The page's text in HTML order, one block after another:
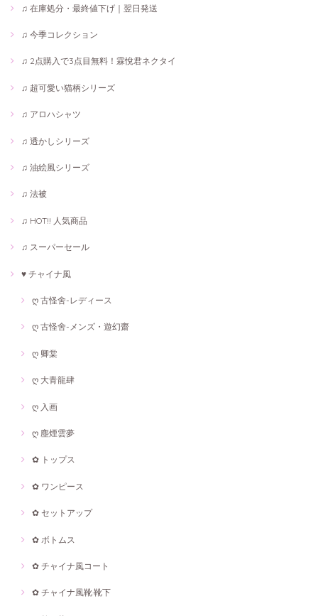
♫ 在庫処分・最終値下げ｜翌日発送
♫ 今季コレクション
♫ 2点購入で3点目無料！霖悅君ネクタイ
♫ 超可愛い猫柄シリーズ
♫ アロハシャツ
♫ 透かしシリーズ
♫ 油絵風シリーズ
♫ 法被
♫ HOT!! 人気商品
♫ スーパーセール
♥ チャイナ風
ღ 古怪舍-レディース
ღ 古怪舍-メンズ・遊幻齋
ღ 卿棠
ღ 大青龍肆
ღ 入画
ღ 塵煙雲夢
✿ トップス
✿ ワンピース
✿ セットアップ
✿ ボトムス
✿ チャイナ風コート
✿ チャイナ風靴·靴下